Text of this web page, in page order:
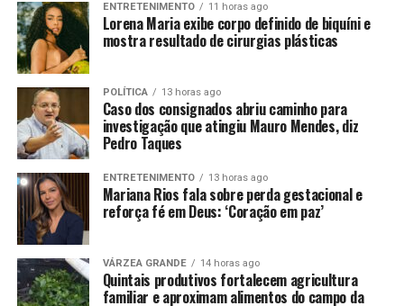
Aplicar o amido de milho:Polvilhe uma boa quantidade
de amido de milho sobre a área manchada e deixe agir
por 15 a 20 minutos. “Esse passo ajuda a absorver a
gordura, impedindo que ela se fixe no tecido”, explica
Scheer.
Remover o excesso de amido:
Use a escova de dentes
para retirar o máximo de amido de milho possível da
superfície do tecido.
Aplique o detergente:Vire a peça de roupa sobre um
pano branco limpo e aplique o detergente diretamente
sobre a mancha.
ENTRETENIMENTO 11 horas ago
Lorena Maria exibe corpo definido de biquíni e
mostra resultado de cirurgias plásticas
POLÍTICA 13 horas ago
Caso dos consignados abriu caminho para
investigação que atingiu Mauro Mendes, diz
Pedro Taques
ENTRETENIMENTO 13 horas ago
Mariana Rios fala sobre perda gestacional e
reforça fé em Deus: ‘Coração em paz’
VÁRZEA GRANDE 14 horas ago
Quintais produtivos fortalecem agricultura
familiar e aproximam alimentos do campo da